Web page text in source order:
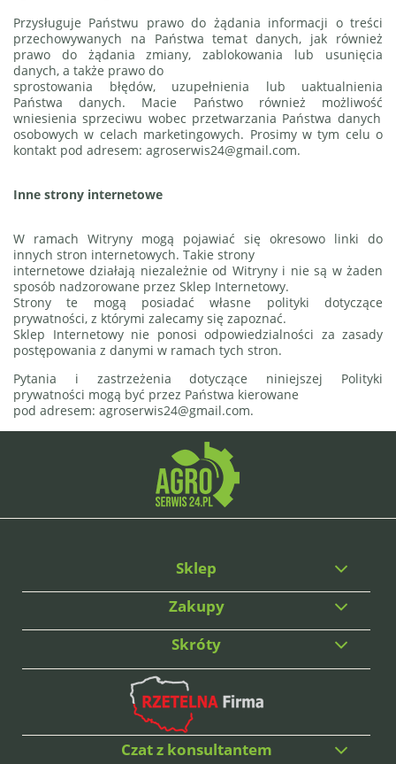
Przysługuje Państwu prawo do żądania informacji o treści
przechowywanych na Państwa temat danych, jak również
prawo do żądania zmiany, zablokowania lub usunięcia
danych, a także prawo do
sprostowania błędów, uzupełnienia lub uaktualnienia
Państwa danych. Macie Państwo również możliwość
wniesienia sprzeciwu wobec przetwarzania Państwa danych
osobowych w celach marketingowych. Prosimy w tym celu o
kontakt pod adresem: agroserwis24@gmail.com.
Inne strony internetowe
W ramach Witryny mogą pojawiać się okresowo linki do
innych stron internetowych. Takie strony
internetowe działają niezależnie od Witryny i nie są w żaden
sposób nadzorowane przez Sklep Internetowy.
Strony te mogą posiadać własne polityki dotyczące
prywatności, z którymi zalecamy się zapoznać.
Sklep Internetowy nie ponosi odpowiedzialności za zasady
postępowania z danymi w ramach tych stron.
Pytania i zastrzeżenia dotyczące niniejszej Polityki
prywatności mogą być przez Państwa kierowane
pod adresem: agroserwis24@gmail.com.
Sklep
Zakupy
Skróty
Czat z konsultantem